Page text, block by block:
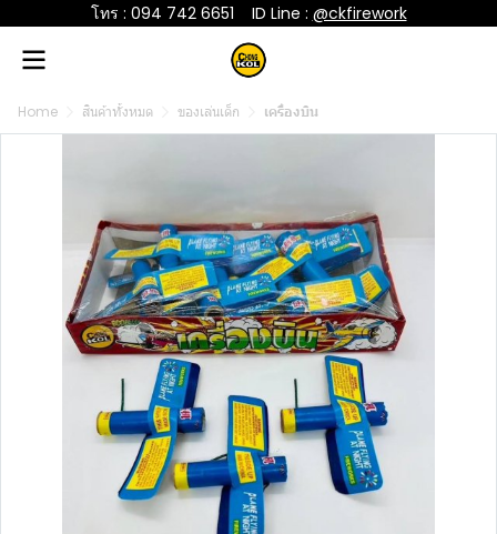
โทร : 094 742 6651 ID Line : @ckfirework
Home สินค้าทั้งหมด ของเล่นเด็ก เครื่องบิน